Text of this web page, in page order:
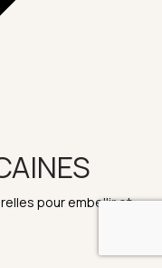
pour embellir et